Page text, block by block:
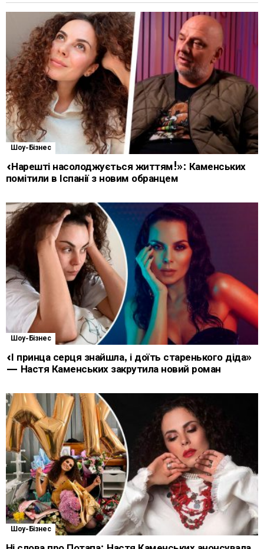
Шоу-Бізнес
«Нарешті насолоджується життям!»: Каменських
помітили в Іспанії з новим обранцем
Шоу-Бізнес
«І принца серця знайшла, і доїть старенького діда»
— Настя Каменських закрутила новий роман
Шоу-Бізнес